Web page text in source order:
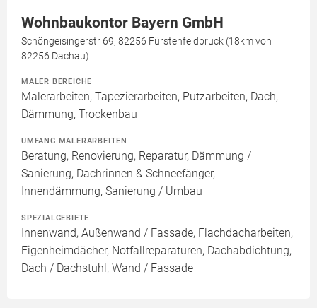
Wohnbaukontor Bayern GmbH
Schöngeisingerstr 69, 82256 Fürstenfeldbruck (18km von
82256 Dachau)
MALER BEREICHE
Malerarbeiten, Tapezierarbeiten, Putzarbeiten, Dach,
Dämmung, Trockenbau
UMFANG MALERARBEITEN
Beratung, Renovierung, Reparatur, Dämmung /
Sanierung, Dachrinnen & Schneefänger,
Innendämmung, Sanierung / Umbau
SPEZIALGEBIETE
Innenwand, Außenwand / Fassade, Flachdacharbeiten,
Eigenheimdächer, Notfallreparaturen, Dachabdichtung,
Dach / Dachstuhl, Wand / Fassade